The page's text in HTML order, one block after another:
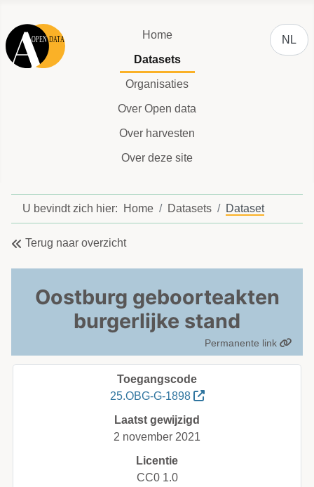
Home
Datasets
Organisaties
Over Open data
Over harvesten
Over deze site
NL
U bevindt zich hier: Home Datasets Dataset
Terug naar overzicht
Oostburg geboorteakten
burgerlijke stand
Permanente link
Toegangscode
25.OBG-G-1898
Laatst gewijzigd
2 november 2021
Licentie
CC0 1.0